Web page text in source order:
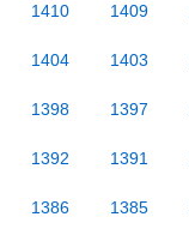
1410 1409
1404 1403
1398 1397
1392 1391
1386 1385